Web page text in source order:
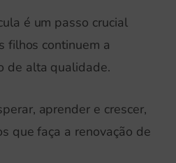
é um passo crucial
filhos continuem a
de alta qualidade.
aprender e crescer,
que faça a renovação de